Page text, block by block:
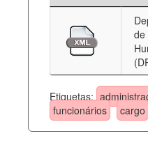
Administração
Legislação
Agenda
Perguntas frequentes
de
Etiquetas:
funcionários
cargo